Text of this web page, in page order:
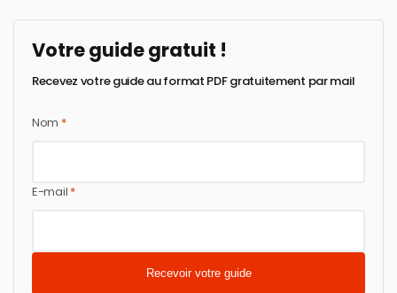
Votre guide gratuit !
Recevez votre guide au format PDF gratuitement par mail
Nom *
E-mail *